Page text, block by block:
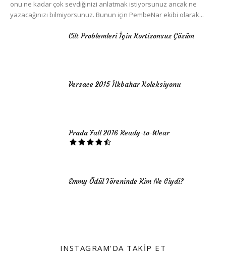
onu ne kadar çok sevdiğinizi anlatmak istiyorsunuz ancak ne
yazacağınızı bilmiyorsunuz. Bunun için PembeNar ekibi olarak...
Cilt Problemleri İçin Kortizonsuz Çözüm
Versace 2015 İlkbahar Koleksiyonu
Prada Fall 2016 Ready-to-Wear
Emmy Ödül Töreninde Kim Ne Giydi?
INSTAGRAM'DA TAKIP ET